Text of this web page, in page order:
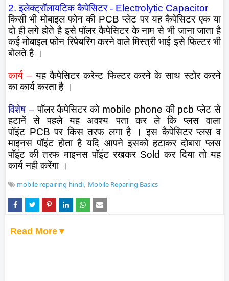
2. इलेक्ट्रॉलायटिक कैपेसिटर - Electrolytic Capacitor
किसी भी मोबाइल फोन की PCB प्लेट पर यह कैपेसिटर एक या
दो ही लगे होते है इसे पॉलर कैपेसिटर के नाम से भी जाना जाता है
कई मोबाइल फोन रिपेयरिंग करने वाले मिस्त्री भाई इसे फिल्टर भी
बोलते है ।
कार्य – यह कैपेसिटर करेन्ट फिल्टर करने के साथ स्टोर करने
का कार्य करता है ।
विशेष – पॉलर कैपेसिटर को mobile phone की pcb प्लेट से
हटानें से पहले यह अवश्य पता कर ले कि प्लस वाला
पॉइंट PCB पर किस तरफ लगा है । इस कैपेसिटर प्लस व
माइनस पॉइंट होता है यदि आपने इसको हटाकर दोबारा प्लस
पॉइंट की तरफ माइनस पॉइंट रखकर Sold कर दिया तो यह
कार्य नही करेंगा ।
mobile repairing hindi Mobile Reparing Basics
Read More▼